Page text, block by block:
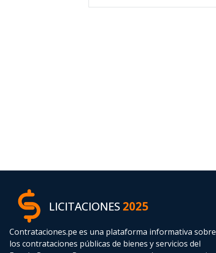
LICITACIONES2025
Contrataciones.pe es una plataforma informativa sobre
los contrataciones públicas de bienes y servicios del